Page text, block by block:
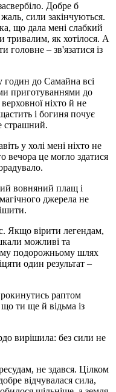
Добре б
сили закінчуються.
що дала мені слабкий
тривалим, як хотілося. А
головне – зв'язатися із
годин до Самайна всі
приготуваннями до
ніхто й не
і богиня почує
страшний.
у холі мені ніхто не
вечора це могло здатися
вовняний плащ і
джерела не
Якщо вірити легендам,
можливі та
подорожньому шлях
один результат –
раптом
ти ще й відьма із
вирішила: без сили не
не здався. Цілком
відчувалася сила,